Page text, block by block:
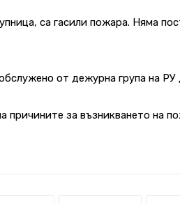
са гасили пожара. Няма
от дежурна група на РУ
причините за възникването на